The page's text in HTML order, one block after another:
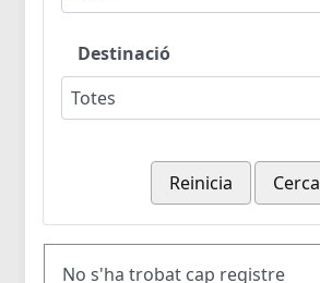
Destinació
Totes
Reinicia Cerca
No s'ha trobat cap registre